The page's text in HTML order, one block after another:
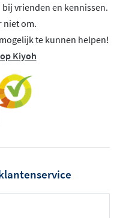
vrienden en kennissen.
niet om.
te kunnen helpen!
Kiyoh